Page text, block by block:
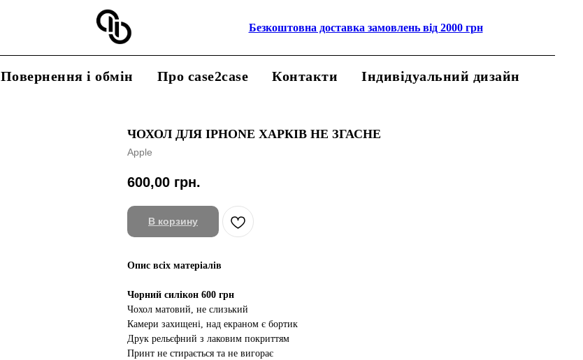
Безкоштовна доставка замовлень від 2000 грн
Повернення і обмін Про case2case Контакти Індивідуальний дизайн
ЧОХОЛ ДЛЯ IPHONE ХАРКІВ НЕ ЗГАСНЕ
Apple
600,00 грн.
В корзину
Опис всіх матеріалів
Чорний силікон 600 грн
Чохол матовий, не слизький
Камери захищені, над екраном є бортик
Друк рельєфний з лаковим покриттям
Принт не стирається та не вигорає